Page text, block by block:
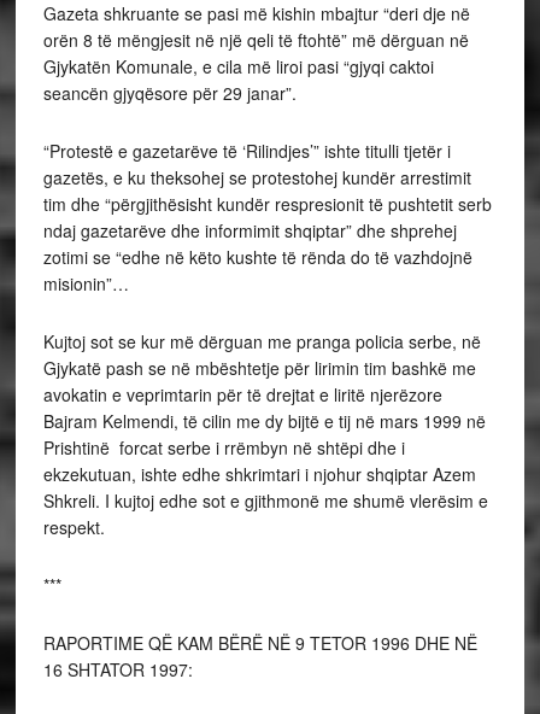
Gazeta shkruante se pasi më kishin mbajtur “deri dje në
orën 8 të mëngjesit në një qeli të ftohtë” më dërguan në
Gjykatën Komunale, e cila më liroi pasi “gjyqi caktoi
seancën gjyqësore për 29 janar”.
“Protestë e gazetarëve të ‘Rilindjes’” ishte titulli tjetër i
gazetës, e ku theksohej se protestohej kundër arrestimit
tim dhe “përgjithësisht kundër respresionit të pushtetit serb
ndaj gazetarëve dhe informimit shqiptar” dhe shprehej
zotimi se “edhe në këto kushte të rënda do të vazhdojnë
misionin”…
Kujtoj sot se kur më dërguan me pranga policia serbe, në
Gjykatë pash se në mbështetje për lirimin tim bashkë me
avokatin e veprimtarin për të drejtat e liritë njerëzore
Bajram Kelmendi, të cilin me dy bijtë e tij në mars 1999 në
Prishtinë forcat serbe i rrëmbyn në shtëpi dhe i
ekzekutuan, ishte edhe shkrimtari i njohur shqiptar Azem
Shkreli. I kujtoj edhe sot e gjithmonë me shumë vlerësim e
respekt.
***
RAPORTIME QË KAM BËRË NË 9 TETOR 1996 DHE NË
16 SHTATOR 1997: